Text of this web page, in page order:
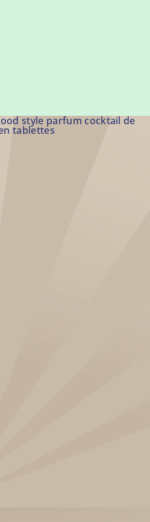
style parfum cocktail de
tablettes